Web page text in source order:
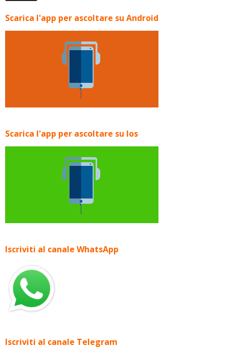
Scarica l'app per ascoltare su Android
Scarica l'app per ascoltare su Ios
Iscriviti al canale WhatsApp
Iscriviti al canale Telegram